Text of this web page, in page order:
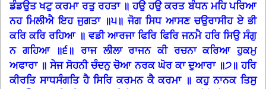
ਡੰਡਉਤ ਖਟੁ ਕਰਮਾ ਰਤੁ ਰਹਤਾ ॥ ਹਉ ਹਉ ਕਰਤ ਬੰਧਨ ਮਹਿ ਪਰਿਆ
ਨਹ ਮਿਲੀਐ ਇਹ ਜੁਗਤਾ ॥੫॥ ਜੋਗ ਸਿਧ ਆਸਣ ਚਉਰਾਸੀਹ ਏ ਭੀ
ਕਰਿ ਕਰਿ ਰਹਿਆ ॥ ਵਡੀ ਆਰਜਾ ਫਿਰਿ ਫਿਰਿ ਜਨਮੈ ਹਰਿ ਸਿਉ ਸੰਗੁ
ਨ ਗਹਿਆ ॥੬॥ ਰਾਜ ਲੀਲਾ ਰਾਜਨ ਕੀ ਰਚਨਾ ਕਰਿਆ ਹੁਕਮੁ
ਅਫਾਰਾ ॥ ਸੇਜ ਸੋਹਨੀ ਚੰਦਨੁ ਚੋਆ ਨਰਕ ਘੋਰ ਕਾ ਦੁਆਰਾ ॥੭॥ ਹਰਿ
ਕੀਰਤਿ ਸਾਧਸੰਗਤਿ ਹੈ ਸਿਰਿ ਕਰਮਨ ਕੈ ਕਰਮਾ ॥ ਕਹੁ ਨਾਨਕ ਤਿਸੁ